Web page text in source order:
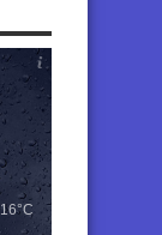
16°C